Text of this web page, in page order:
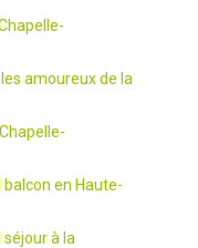
amoureux de la
en Haute-
à la